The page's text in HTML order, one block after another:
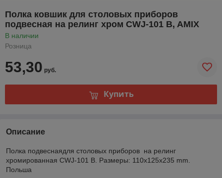
Полка ковшик для столовых приборов
подвесная на релинг хром СWJ-101 B, AMIX
В наличии
Розница
53,30 руб.
Купить
Описание
Полка подвеснаядля столовых приборов на релинг
хромированная CWJ-101 В. Размеры: 110x125x235 mm.
Польша